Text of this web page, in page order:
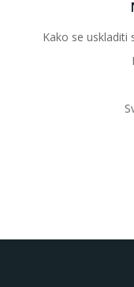
Kako se uskladiti